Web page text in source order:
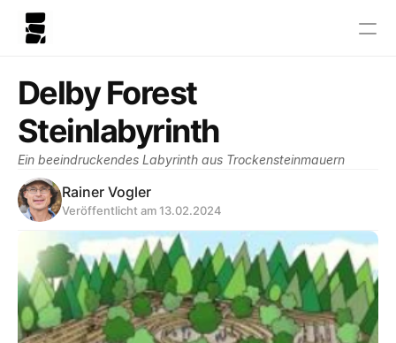
Delby Forest
Steinlabyrinth
Ein beeindruckendes Labyrinth aus Trockensteinmauern
Rainer Vogler
Veröffentlicht am 13.02.2024